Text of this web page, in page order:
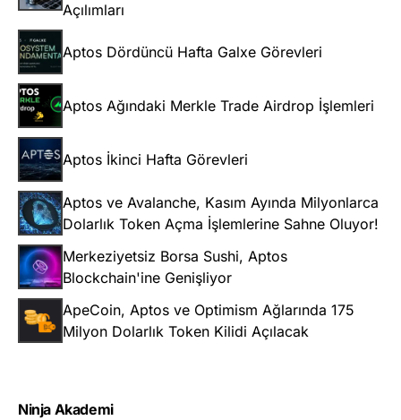
Açılımları
Aptos Dördüncü Hafta Galxe Görevleri
Aptos Ağındaki Merkle Trade Airdrop İşlemleri
Aptos İkinci Hafta Görevleri
Aptos ve Avalanche, Kasım Ayında Milyonlarca
Dolarlık Token Açma İşlemlerine Sahne Oluyor!
Merkeziyetsiz Borsa Sushi, Aptos
Blockchain'ine Genişliyor
ApeCoin, Aptos ve Optimism Ağlarında 175
Milyon Dolarlık Token Kilidi Açılacak
Ninja Akademi